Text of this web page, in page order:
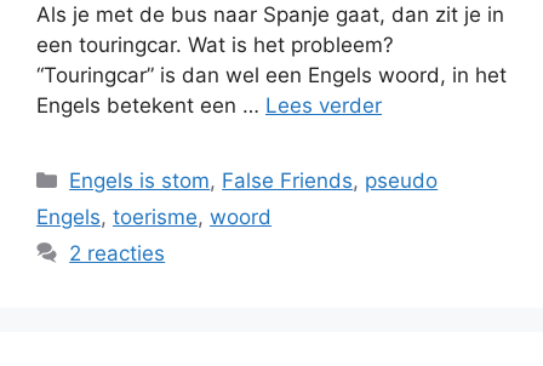
Als je met de bus naar Spanje gaat, dan zit je in
een touringcar. Wat is het probleem?
“Touringcar” is dan wel een Engels woord, in het
Engels betekent een … Lees verder
Categorieën
Engels is stom, False Friends, pseudo
Engels, toerisme, woord
2 reacties